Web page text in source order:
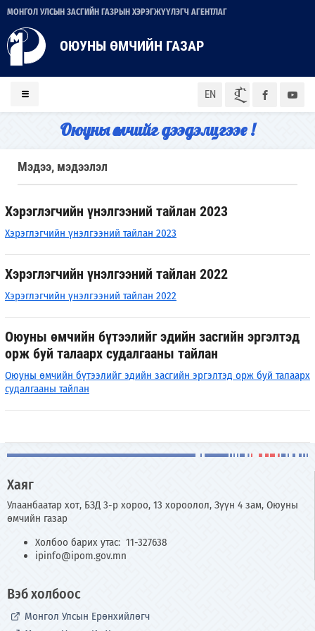
МОНГОЛ УЛСЫН ЗАСГИЙН ГАЗРЫН ХЭРЭГЖҮҮЛЭГЧ АГЕНТЛАГ
ОЮУНЫ ӨМЧИЙН ГАЗАР
EN ᠮᠣᠨ
Оюуны өмчийг дээдэлцгээе !
Мэдээ, мэдээлэл
Хэрэглэгчийн үнэлгээний тайлан 2023
Хэрэглэгчийн үнэлгээний тайлан 2023
Хэрэглэгчийн үнэлгээний тайлан 2022
Хэрэглэгчийн үнэлгээний тайлан 2022
Оюуны өмчийн бүтээлийг эдийн засгийн эргэлтэд
орж буй талаарх судалгааны тайлан
Оюуны өмчийн бүтээлийг эдийн засгийн эргэлтэд орж буй талаарх
судалгааны тайлан
Хаяг
Улаанбаатар хот, БЗД 3-р хороо, 13 хороолол, Зүүн 4 зам, Оюуны
өмчийн газар
Холбоо барих утас: 11-327638
ipinfo@ipom.gov.mn
Вэб холбоос
Монгол Улсын Ерөнхийлөгч